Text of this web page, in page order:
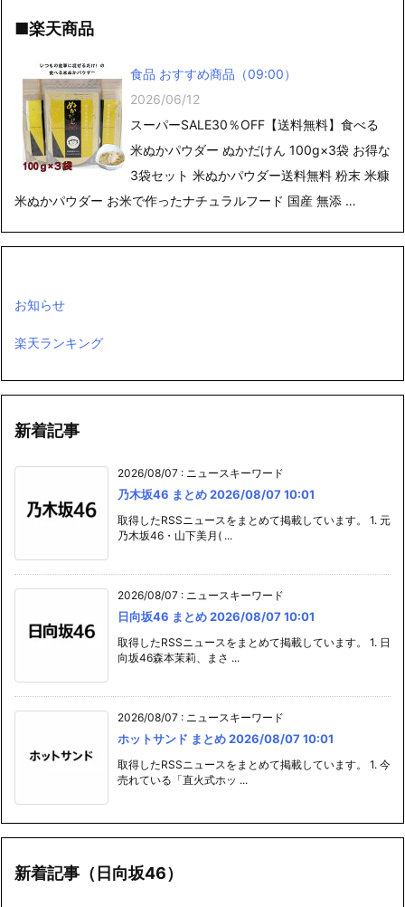
■楽天商品
食品 おすすめ商品（09:00）
2026/06/12
スーパーSALE30％OFF【送料無料】食べる
米ぬかパウダー ぬかだけん 100g×3袋 お得な
3袋セット 米ぬかパウダー送料無料 粉末 米糠
米ぬかパウダー お米で作ったナチュラルフード 国産 無添 …
お知らせ
楽天ランキング
新着記事
2026/08/07 : ニュースキーワード
乃木坂46 まとめ 2026/08/07 10:01
取得したRSSニュースをまとめて掲載しています。 1. 元
乃木坂46・山下美月( ...
2026/08/07 : ニュースキーワード
日向坂46 まとめ 2026/08/07 10:01
取得したRSSニュースをまとめて掲載しています。 1. 日
向坂46森本茉莉、まさ ...
2026/08/07 : ニュースキーワード
ホットサンド まとめ 2026/08/07 10:01
取得したRSSニュースをまとめて掲載しています。 1. 今
売れている「直火式ホッ ...
新着記事（日向坂46）